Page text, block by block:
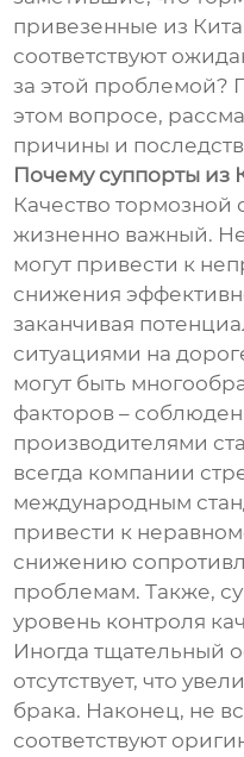
привезенные из
соответствуют
за этой проблемой?
этом вопросе,
причины и
Почему суппорты из
Качество тормозной
жизненно важный.
могут привести к
снижения
заканчивая
ситуациями на
могут быть
факторов –
производителями
всегда компании
международным
привести к
снижению
проблемам. Также,
уровень контроля
Иногда тщательный
отсутствует, что
брака. Наконец, не
соответствуют